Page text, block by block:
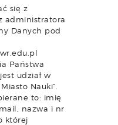
się z
administratora
Danych pod
Państwa
udział w
Nauki”.
to: imię
nazwa i nr
której